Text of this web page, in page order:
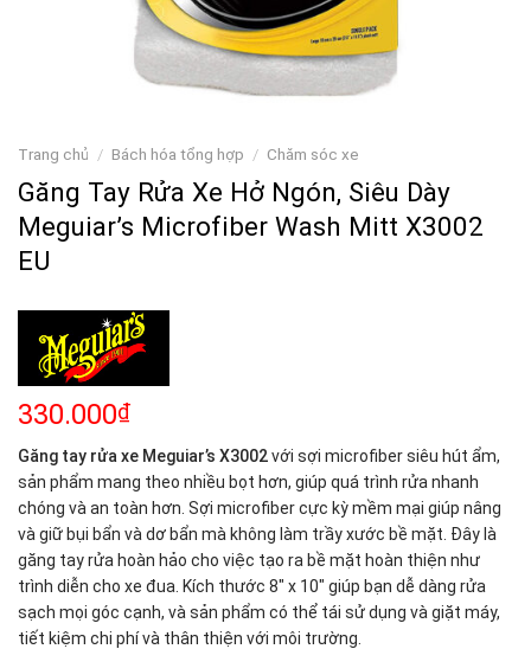
Trang chủ / Bách hóa tổng hợp / Chăm sóc xe
Găng Tay Rửa Xe Hở Ngón, Siêu Dày
Meguiar’s Microfiber Wash Mitt X3002
EU
330.000₫
Găng tay rửa xe Meguiar’s X3002với sợi microfiber siêu hút ẩm,
sản phẩm mang theo nhiều bọt hơn, giúp quá trình rửa nhanh
chóng và an toàn hơn. Sợi microfiber cực kỳ mềm mại giúp nâng
và giữ bụi bẩn và dơ bẩn mà không làm trầy xước bề mặt. Đây là
găng tay rửa hoàn hảo cho việc tạo ra bề mặt hoàn thiện như
trình diễn cho xe đua. Kích thước 8″ x 10″ giúp bạn dễ dàng rửa
sạch mọi góc cạnh, và sản phẩm có thể tái sử dụng và giặt máy,
tiết kiệm chi phí và thân thiện với môi trường.